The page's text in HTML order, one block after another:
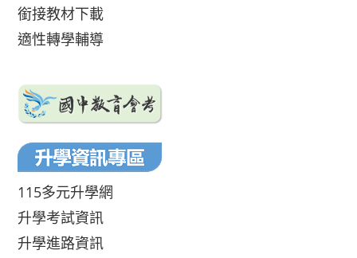
銜接教材下載
適性轉學輔導
115多元升學網
升學考試資訊
升學進路資訊